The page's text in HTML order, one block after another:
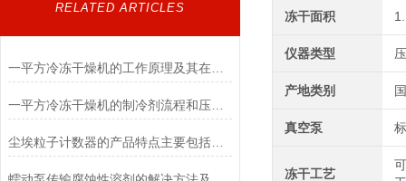
RELATED ARTICLES
一平方冷冻干燥机的工作原理及其在材料科学中的重要性
一平方冷冻干燥机的制冷剂流程和压缩空气流程
尘埃粒子计数器的产品特点主要包括哪些？
冻干面积
仪器类型
产地类别
真空泵
冻干工艺